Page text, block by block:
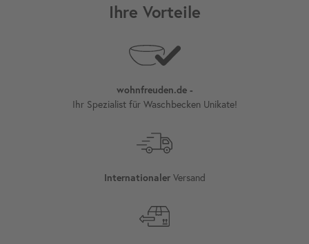
Ihre Vorteile
wohnfreuden.de -
Ihr Spezialist für Waschbecken Unikate!
InternationalerVersand